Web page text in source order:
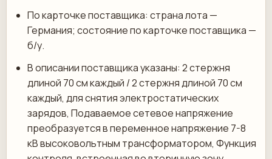
По карточке поставщика: страна лота —
Германия; состояние по карточке поставщика —
б/у.
В описании поставщика указаны: 2 стержня
длиной 70 см каждый / 2 стержня длиной 70 см
каждый, для снятия электростатических
зарядов, Подаваемое сетевое напряжение
преобразуется в переменное напряжение 7-8
кВ высоковольтным трансформатором, Функция